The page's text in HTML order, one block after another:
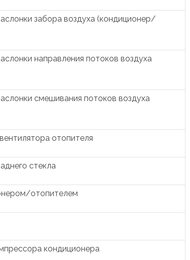
забора воздуха (кондиционер/
направления потоков воздуха
смешивания потоков воздуха
отопителя
стекла
отопителем
кондиционера